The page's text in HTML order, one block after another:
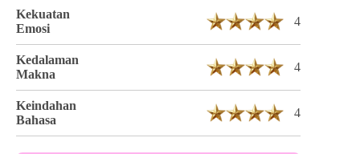
Kekuatan
Emosi
4
Kedalaman
Makna
4
Keindahan
Bahasa
4